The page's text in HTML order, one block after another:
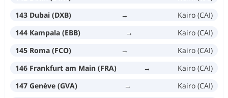
143 Dubai (DXB)
→
Kairo (CAI)
144 Kampala (EBB)
→
Kairo (CAI)
145 Roma (FCO)
→
Kairo (CAI)
146 Frankfurt am Main (FRA)
→
Kairo (CAI)
147 Genève (GVA)
→
Kairo (CAI)